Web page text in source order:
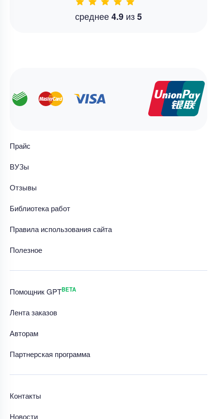
среднее4.9 из5
Прайс
ВУЗы
Отзывы
Библиотека работ
Правила использования сайта
Полезное
Помощник GPTBETA
Лента заказов
Авторам
Партнерская программа
Контакты
Новости